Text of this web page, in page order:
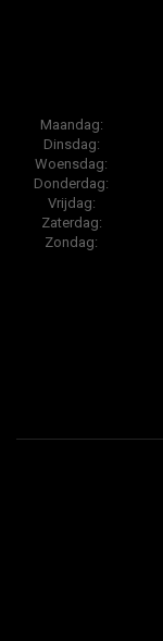
Maandag:
Dinsdag:
Woensdag:
Donderdag:
Vrijdag:
Zaterdag:
Zondag: